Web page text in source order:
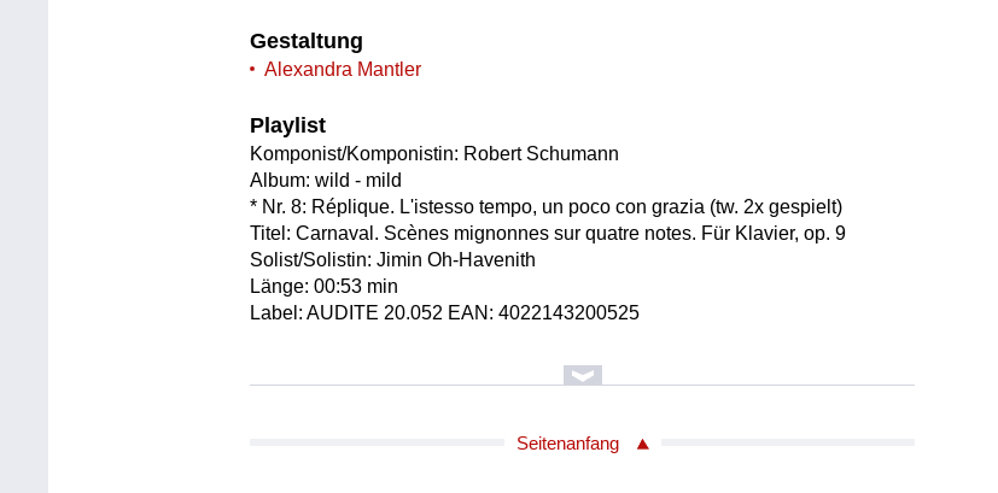
Gestaltung
Alexandra Mantler
Playlist
Komponist/Komponistin: Robert Schumann
Album: wild - mild
* Nr. 8: Réplique. L'istesso tempo, un poco con grazia (tw. 2x gespielt)
Titel: Carnaval. Scènes mignonnes sur quatre notes. Für Klavier, op. 9
Solist/Solistin: Jimin Oh-Havenith
Länge: 00:53 min
Label: AUDITE 20.052 EAN: 4022143200525
Seitenanfang